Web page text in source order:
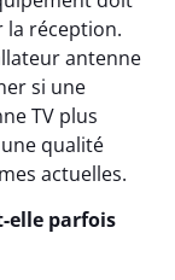
la réception.
antenne
si une
TV plus
qualité
actuelles.
elle parfois